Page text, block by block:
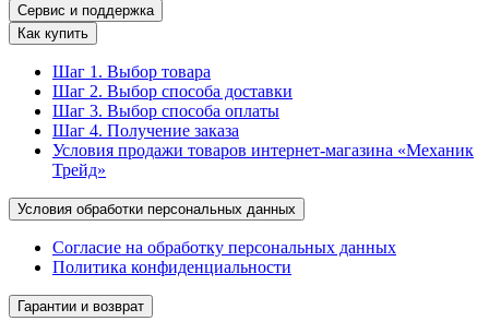
Сервис и поддержка
Как купить
Шаг 1. Выбор товара
Шаг 2. Выбор способа доставки
Шаг 3. Выбор способа оплаты
Шаг 4. Получение заказа
Условия продажи товаров интернет-магазина «Механик
Трейд»
Условия обработки персональных данных
Согласие на обработку персональных данных
Политика конфиденциальности
Гарантии и возврат